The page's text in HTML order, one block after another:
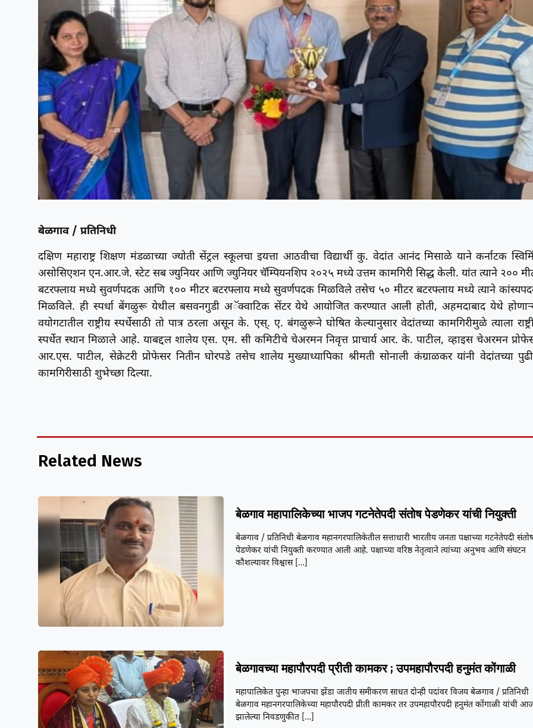
बेळगाव / प्रतिनिधी
दक्षिण महाराष्ट्र शिक्षण मंडळाच्या ज्योती सेंट्रल स्कूलचा इयत्ता आठवीचा विद्यार्थी कु. वेदांत आनंद मिसाळे याने कर्नाटक
असोसिएशन एन.आर.जे. स्टेट सब ज्युनियर आणि ज्युनियर चॅम्पियनशिप २०२५ मध्ये उत्तम कामगिरी सिद्ध केली. यांत त्याने २००
बटरफ्लाय मध्ये सुवर्णपदक आणि १०० मीटर बटरफ्लाय मध्ये सुवर्णपदक मिळविले तसेच ५० मीटर बटरफ्लाय मध्ये त्याने
मिळविले. ही स्पर्धा बेंगळुरू येथील बसवनगुडी अॅक्वाटिक सेंटर येथे आयोजित करण्यात आली होती, अहमदाबाद येथे
वयोगटातील राष्ट्रीय स्पर्धेसाठी तो पात्र ठरला असून के. एस्. ए. बंगळुरूने घोषित केल्यानुसार वेदांतच्या कामगिरीमुळे त्याला
स्पर्धेत स्थान मिळाले आहे. याबद्दल शालेय एस. एम. सी कमिटीचे चेअरमन निवृत्त प्राचार्य आर. के. पाटील, व्हाइस चेअरमन
आर.एस. पाटील, सेक्रेटरी प्रोफेसर नितीन घोरपडे तसेच शालेय मुख्याध्यापिका श्रीमती सोनाली कंग्राळकर यांनी वेदांतच्या
कामगिरीसाठी शुभेच्छा दिल्या.
Related News
बेळगाव महापालिकेच्या भाजप गटनेतेपदी संतोष पेडणेकर यांची नियुक्ती
बेळगाव / प्रतिनिधी बेळगाव महानगरपालिकेतील सत्ताधारी भारतीय जनता पक्षाच्या गटनेतेपदी
पेडणेकर यांची नियुक्ती करण्यात आली आहे. पक्षाच्या वरिष्ठ नेतृत्वाने त्यांच्या अनुभव आणि संघटन
कौशल्यावर विश्वास[…]
बेळगावच्या महापौरपदी प्रीती कामकर ; उपमहापौरपदी हनुमंत कोंगाळी
महापालिकेत पुन्हा भाजपचा झेंडा जातीय समीकरण साधत दोन्ही पदांवर विजय बेळगाव / प्रतिनिधी
बेळगाव महानगरपालिकेच्या महापौरपदी प्रीती कामकर तर उपमहापौरपदी हनुमंत कोंगाळी यांची
झालेल्या निवडणुकीत[…]